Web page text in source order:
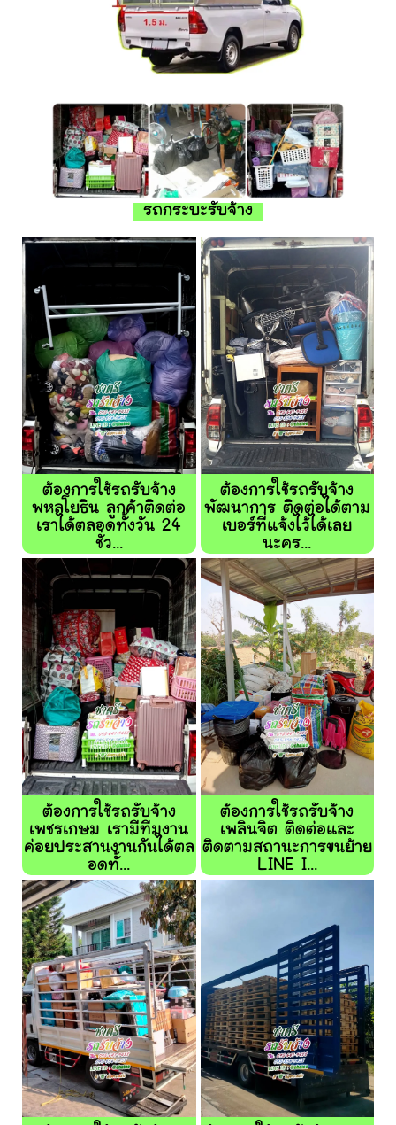
รถกระบะรับจ้าง
ต้องการใช้รถรับจ้าง
พหลโยธิน ลูกค้าติดต่อ
เราได้ตลอดทั้งวัน 24
ชั่ว...
ต้องการใช้รถรับจ้าง
พัฒนาการ ติดต่อได้ตาม
เบอร์ที่แจ้งไว้ได้เลย
นะคร...
ต้องการใช้รถรับจ้าง
เพชรเกษม เรามีทีมงาน
ค่อยประสานงานกันได้ตล
อดทั้...
ต้องการใช้รถรับจ้าง
เพลินจิต ติดต่อและ
ติดตามสถานะการขนย้าย
LINE I...